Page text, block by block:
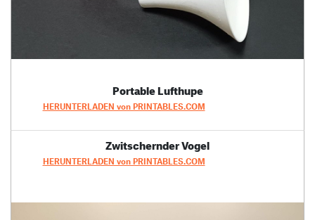
Portable Lufthupe
HERUNTERLADEN von PRINTABLES.COM
Zwitschernder Vogel
HERUNTERLADEN von PRINTABLES.COM